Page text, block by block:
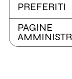
PREFERITI
PAGINE